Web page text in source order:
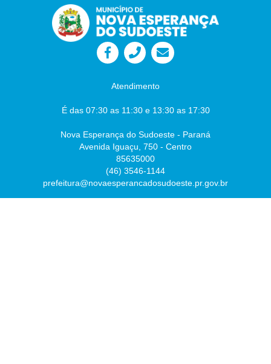
Atendimento
É das 07:30 as 11:30 e 13:30 as 17:30
Nova Esperança do Sudoeste - Paraná
Avenida Iguaçu, 750 - Centro
85635000
(46) 3546-1144
prefeitura@novaesperancadosudoeste.pr.gov.br